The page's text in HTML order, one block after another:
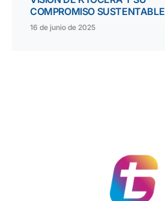
COMPROMISO SUSTENTABLE
16 de junio de 2025